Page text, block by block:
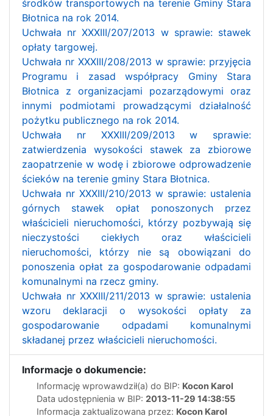
środków transportowych na terenie Gminy Stara
Błotnica na rok 2014.
Uchwała nr XXXIII/207/2013 w sprawie: stawek
opłaty targowej.
Uchwała nr XXXIII/208/2013 w sprawie: przyjęcia
Programu i zasad współpracy Gminy Stara
Błotnica z organizacjami pozarządowymi oraz
innymi podmiotami prowadzącymi działalność
pożytku publicznego na rok 2014.
Uchwała nr XXXIII/209/2013 w sprawie:
zatwierdzenia wysokości stawek za zbiorowe
zaopatrzenie w wodę i zbiorowe odprowadzenie
ścieków na terenie gminy Stara Błotnica.
Uchwała nr XXXIII/210/2013 w sprawie: ustalenia
górnych stawek opłat ponoszonych przez
właścicieli nieruchomości, którzy pozbywają się
nieczystości ciekłych oraz właścicieli
nieruchomości, którzy nie są obowiązani do
ponoszenia opłat za gospodarowanie odpadami
komunalnymi na rzecz gminy.
Uchwała nr XXXIII/211/2013 w sprawie: ustalenia
wzoru deklaracji o wysokości opłaty za
gospodarowanie odpadami komunalnymi
składanej przez właścicieli nieruchomości.
Informacje o dokumencie:
Informację wprowawdził(a) do BIP: Kocon Karol
Data udostępnienia w BIP: 2013-11-29 14:38:55
Informacja zaktualizowana przez: Kocon Karol